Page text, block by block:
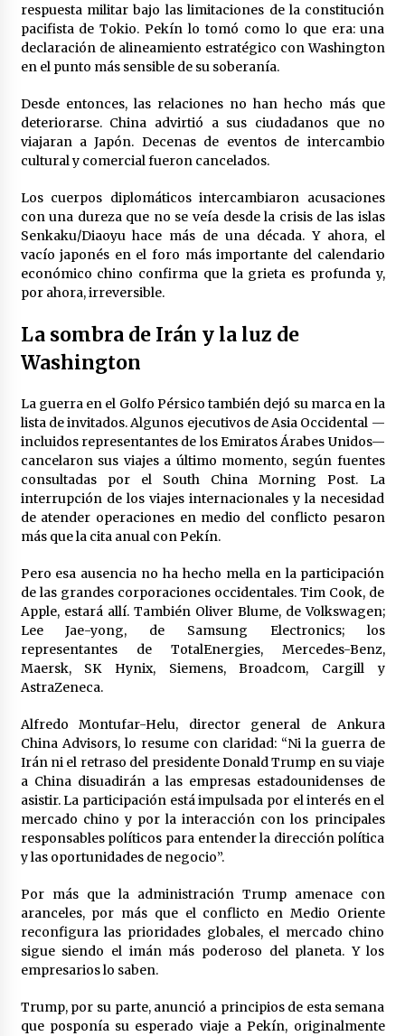
EEUU inventa método para minimizar bajas por
represalias de Irán
3 días atrás
retórica belicosa de Trump contra Irán
siempre termina en retroceso?
3 días atrás
insultos de Milei
3 días atrás
Irán a EEUU: No está lejano el día en que serán
expulsados de región
3 días atrás
respuesta militar bajo las limitaciones de la constitución
pacifista de Tokio. Pekín lo tomó como lo que era: una
declaración de alineamiento estratégico con Washington
en el punto más sensible de su soberanía.
Desde entonces, las relaciones no han hecho más que
deteriorarse. China advirtió a sus ciudadanos que no
viajaran a Japón. Decenas de eventos de intercambio
cultural y comercial fueron cancelados.
Los cuerpos diplomáticos intercambiaron acusaciones
con una dureza que no se veía desde la crisis de las islas
Senkaku/Diaoyu hace más de una década. Y ahora, el
vacío japonés en el foro más importante del calendario
económico chino confirma que la grieta es profunda y,
por ahora, irreversible.
La sombra de Irán y la luz de
Washington
La guerra en el Golfo Pérsico también dejó su marca en la
lista de invitados. Algunos ejecutivos de Asia Occidental —
incluidos representantes de los Emiratos Árabes Unidos—
cancelaron sus viajes a último momento, según fuentes
consultadas por el South China Morning Post. La
interrupción de los viajes internacionales y la necesidad
de atender operaciones en medio del conflicto pesaron
más que la cita anual con Pekín.
Pero esa ausencia no ha hecho mella en la participación
de las grandes corporaciones occidentales. Tim Cook, de
Apple, estará allí. También Oliver Blume, de Volkswagen;
Lee Jae-yong, de Samsung Electronics; los
representantes de TotalEnergies, Mercedes-Benz,
Maersk, SK Hynix, Siemens, Broadcom, Cargill y
AstraZeneca.
Alfredo Montufar-Helu, director general de Ankura
China Advisors, lo resume con claridad: “Ni la guerra de
Irán ni el retraso del presidente Donald Trump en su viaje
a China disuadirán a las empresas estadounidenses de
asistir. La participación está impulsada por el interés en el
mercado chino y por la interacción con los principales
responsables políticos para entender la dirección política
y las oportunidades de negocio”.
Por más que la administración Trump amenace con
aranceles, por más que el conflicto en Medio Oriente
reconfigura las prioridades globales, el mercado chino
sigue siendo el imán más poderoso del planeta. Y los
empresarios lo saben.
Trump, por su parte, anunció a principios de esta semana
que posponía su esperado viaje a Pekín, originalmente